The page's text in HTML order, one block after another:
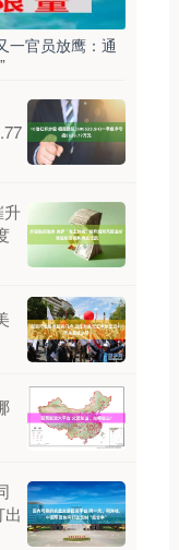
一官员放鹰：通
升